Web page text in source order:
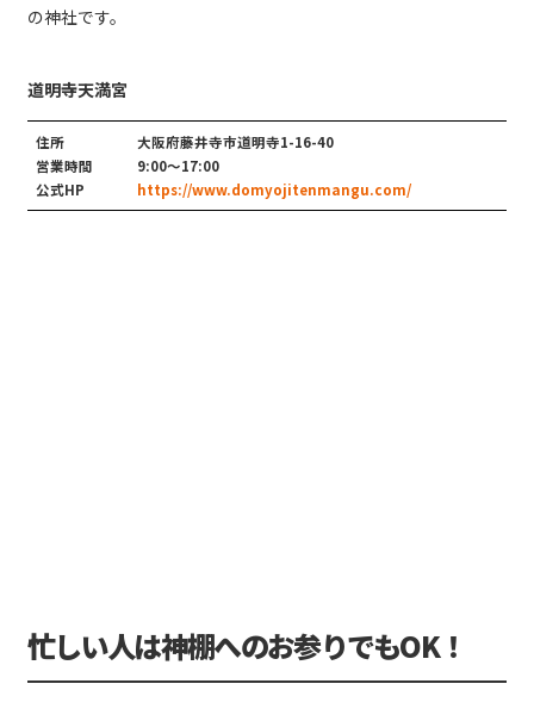
の神社です。
道明寺天満宮
住所
大阪府藤井寺市道明寺1-16-40
営業時間
9:00～17:00
公式HP
https://www.domyojitenmangu.com/
忙しい人は神棚へのお参りでもOK！